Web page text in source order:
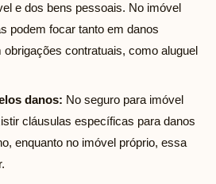
e dos bens pessoais. No imóvel
podem focar tanto em danos
contratuais, como aluguel
danos: No seguro para imóvel
cláusulas específicas para danos
enquanto no imóvel próprio, essa